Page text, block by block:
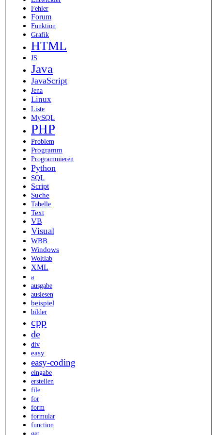
Fehler
Forum
Funktion
Grafik
HTML
JS
Java
JavaScript
Jena
Linux
Liste
MySQL
PHP
Problem
Programm
Programmieren
Python
SQL
Script
Suche
Tabelle
Text
VB
Visual
WBB
Windows
Woltlab
XML
a
ausgabe
auslesen
beispiel
bilder
cpp
de
div
easy
easy-coding
eingabe
erstellen
file
for
form
formular
function